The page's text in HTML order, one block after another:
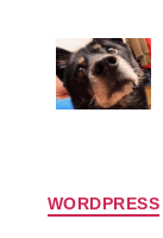
カ
WORDPRESS